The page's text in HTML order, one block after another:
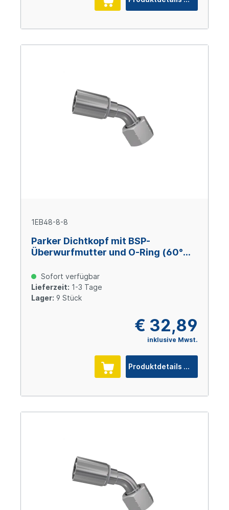
1EB48-8-8
Parker Dichtkopf mit BSP-
Überwurfmutter und O-Ring (60°
Sofort verfügbar
Lieferzeit: 1-3 Tage
Lager: 9 Stück
€ 32,89
inklusive Mwst.
Produktdetails